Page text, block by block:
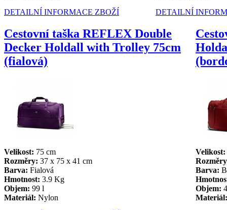
DETAILNÍ INFORMACE ZBOŽÍ
DETAILNÍ
Cestovní taška REFLEX Double
Decker Holdall with Trolley 75cm
(fialová)
Velikost: 75 cm
Rozměry: 37 x 75 x 41 cm
Barva: Fialová
Hmotnost: 3.9 Kg
Objem: 99 l
Materiál: Nylon
Velikost:
Barva:
Objem: